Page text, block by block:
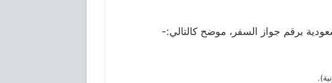
برقم جواز السفر، موضح كالتالي:-